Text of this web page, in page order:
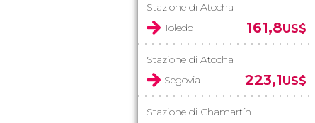
Stazione di Atocha
Toledo
161,8US$
Stazione di Atocha
Segovia
223,1US$
Stazione di Chamartín